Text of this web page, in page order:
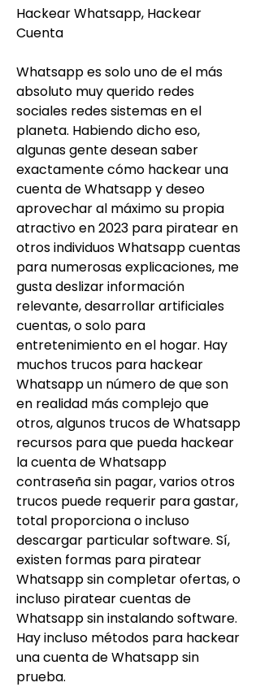
Hackear Whatsapp, Hackear
Cuenta
Whatsapp es solo uno de el más
absoluto muy querido redes
sociales redes sistemas en el
planeta. Habiendo dicho eso,
algunas gente desean saber
exactamente cómo hackear una
cuenta de Whatsapp y deseo
aprovechar al máximo su propia
atractivo en 2023 para piratear en
otros individuos Whatsapp cuentas
para numerosas explicaciones, me
gusta deslizar información
relevante, desarrollar artificiales
cuentas, o solo para
entretenimiento en el hogar. Hay
muchos trucos para hackear
Whatsapp un número de que son
en realidad más complejo que
otros, algunos trucos de Whatsapp
recursos para que pueda hackear
la cuenta de Whatsapp
contraseña sin pagar, varios otros
trucos puede requerir para gastar,
total proporciona o incluso
descargar particular software. Sí,
existen formas para piratear
Whatsapp sin completar ofertas, o
incluso piratear cuentas de
Whatsapp sin instalando software.
Hay incluso métodos para hackear
una cuenta de Whatsapp sin
prueba.